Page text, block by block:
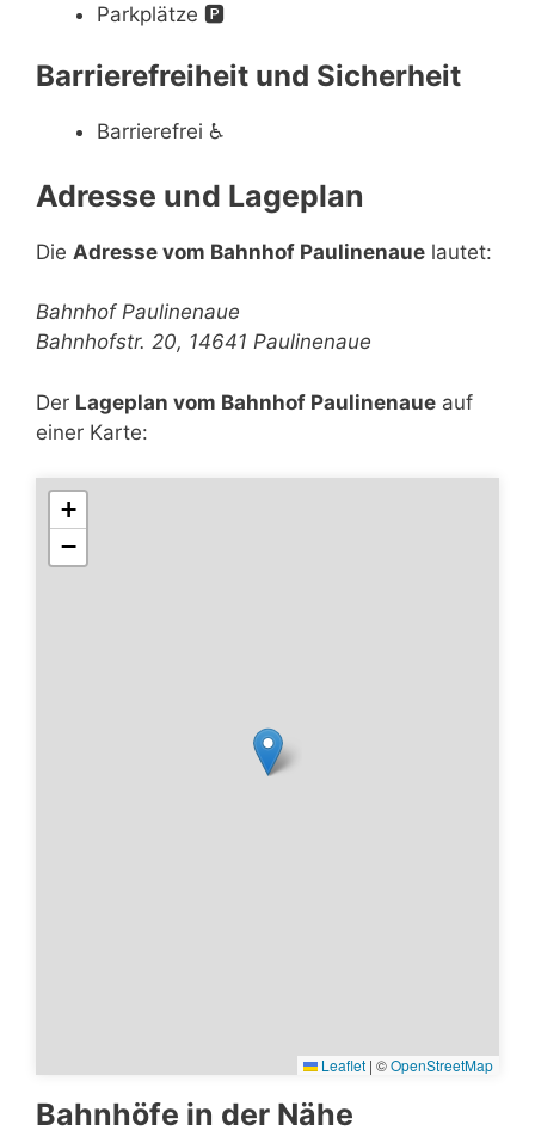
Parkplätze 🅿️
Barrierefreiheit und Sicherheit
Barrierefrei ♿
Adresse und Lageplan
Die Adresse vom Bahnhof Paulinenaue lautet:
Bahnhof Paulinenaue
Bahnhofstr. 20, 14641 Paulinenaue
Der Lageplan vom Bahnhof Paulinenaue auf
einer Karte:
+
−
Leaflet | ©OpenStreetMap
Bahnhöfe in der Nähe